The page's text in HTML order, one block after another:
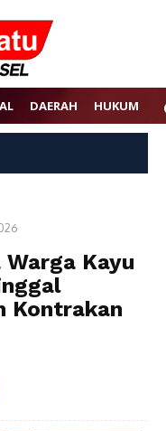
DAERAH HUKUM
Kayu
Kontrakan